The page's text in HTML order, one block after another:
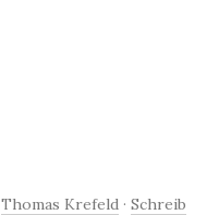
Thomas Krefeld · Schreib